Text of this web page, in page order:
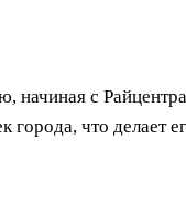
с
что делает